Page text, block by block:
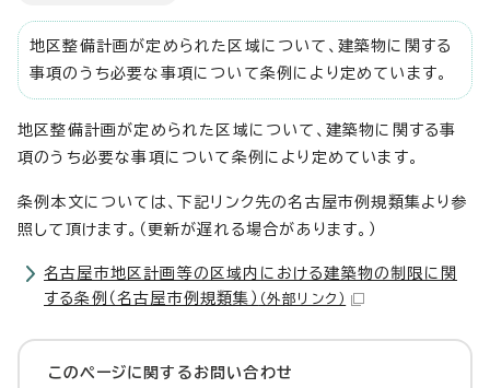
地区整備計画が定められた区域について、建築物に関する
事項のうち必要な事項について条例により定めています。
地区整備計画が定められた区域について、建築物に関する事
項のうち必要な事項について条例により定めています。
条例本文については、下記リンク先の名古屋市例規類集より参
照して頂けます。（更新が遅れる場合があります。）
名古屋市地区計画等の区域内における建築物の制限に関
する条例（名古屋市例規類集） （外部リンク）
このページに関する お問い合わせ